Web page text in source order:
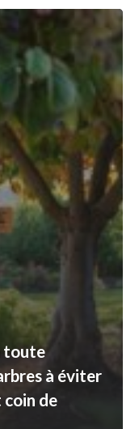
toute
à éviter
de